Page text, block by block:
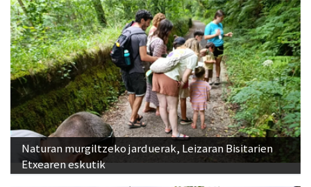
Naturan murgiltzeko jarduerak, Leizaran Bisitarien
Etxearen eskutik